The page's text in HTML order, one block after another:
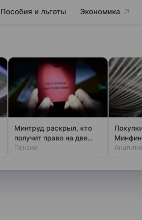
Пособия и льготы Экономика
Минтруд раскрыл, кто
получит право на две
пенсии
Пенсии